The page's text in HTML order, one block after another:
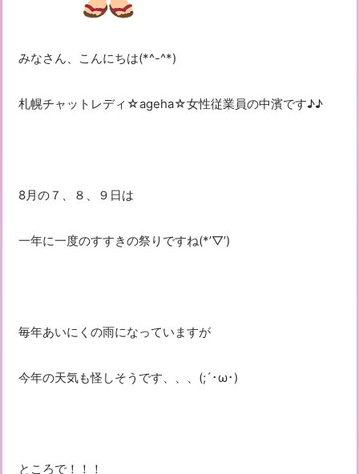
みなさん、こんにちは(*^-^*)
札幌チャットレディ☆ageha☆女性従業員の中濱です♪♪
8月の７、８、９日は
一年に一度のすすきの祭りですね(*’▽’)
毎年あいにくの雨になっていますが
今年の天気も怪しそうです、、、(;´･ω･)
ところで！！！